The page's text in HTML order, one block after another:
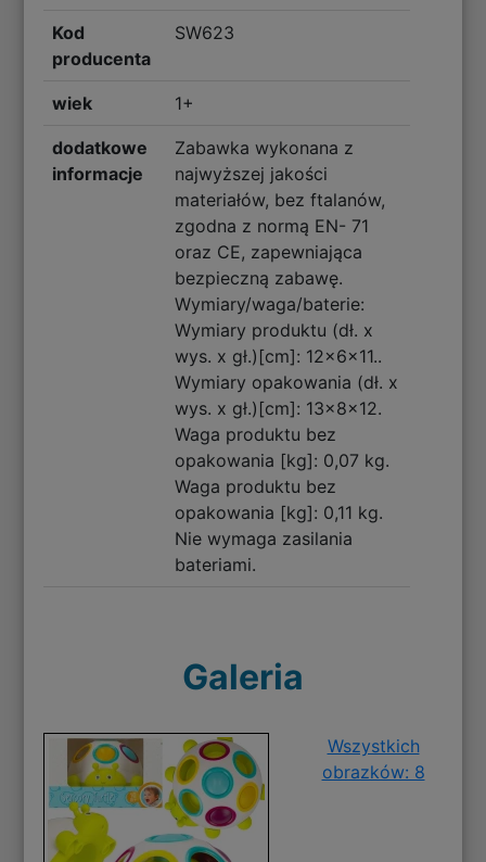
Kod
producenta
SW623
wiek 1+
dodatkowe
informacje
Zabawka wykonana z
najwyższej jakości
materiałów, bez ftalanów,
zgodna z normą EN- 71
oraz CE, zapewniająca
bezpieczną zabawę.
Wymiary/waga/baterie:
Wymiary produktu (dł. x
wys. x gł.)[cm]: 12x6x11..
Wymiary opakowania (dł. x
wys. x gł.)[cm]: 13x8x12.
Waga produktu bez
opakowania [kg]: 0,07 kg.
Waga produktu bez
opakowania [kg]: 0,11 kg.
Nie wymaga zasilania
bateriami.
Galeria
Wszystkich
obrazków: 8